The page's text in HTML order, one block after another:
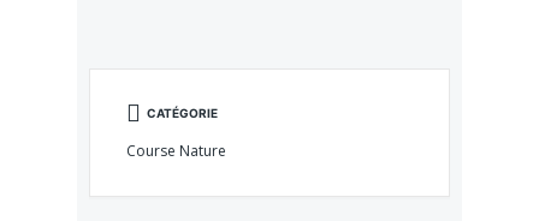
CATÉGORIE
Course Nature